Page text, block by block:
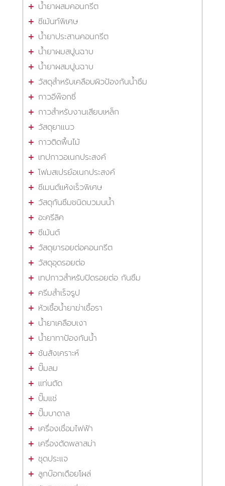
น้ำยาผสมคอนกรีต
ซีเม้นท์พิเศษ
น้ำยาประสานคอนกรีต
น้ำยาผมสปูนฉาบ
น้ำยาผสมปูนฉาบ
วัสดุสำหรับเคลือบผิวป้องกันน้ำซึม
กาวอีพ๊อกซี่
กาวสำหรับงานเสียบเหล็ก
วัสดุยาแนว
กาวติดพื้นไม้
เทปกาวอเนกประสงค์
โฟมสเปรย์อเนกประสงค์
ซีเมนต์แห้งเร็วพิเศษ
วัสดุกันซึมชนิดบวมนน้ำ
อะครีลิค
ซีเม้นต์
วัสดุยารอยต่อคอนกรีต
วัสดุอุดรอยต่อ
เทปกาวสำหรับปิดรอยต่อ กันซึม
ครีมสำเร็จรูป
หัวเชื้อน้ำยาฆ่าเชื้อรา
น้ำยาเคลือบเงา
น้ำยาทาป้องกันน้ำ
ชันสังเคราะห์
ปั๊มลม
แท่นตัด
ปั๊มแช่
ปั๊มบาดาล
เครื่องเชื่อมไฟฟ้า
เครื่องตัดพลาสม่า
ชุดประแจ
ลูกบ๊อกเดือยโผล่